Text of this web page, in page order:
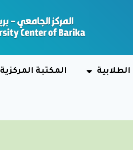
الطلابية المكتبة المركزية